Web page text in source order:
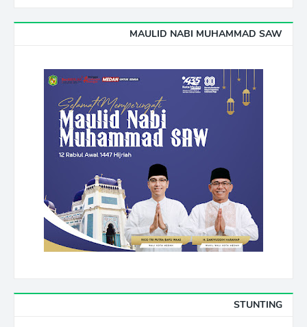
MAULID NABI MUHAMMAD SAW
STUNTING